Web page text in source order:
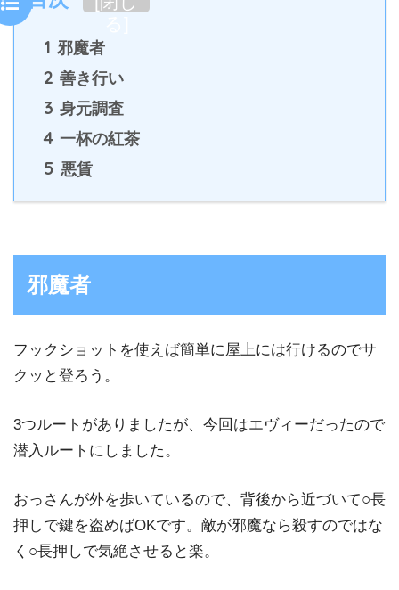
1 邪魔者
2 善き行い
3 身元調査
4 一杯の紅茶
5 悪賃
邪魔者
フックショットを使えば簡単に屋上には行けるのでサ
クッと登ろう。
3つルートがありましたが、今回はエヴィーだったので
潜入ルートにしました。
おっさんが外を歩いているので、背後から近づいて○長
押しで鍵を盗めばOKです。敵が邪魔なら殺すのではな
く○長押しで気絶させると楽。